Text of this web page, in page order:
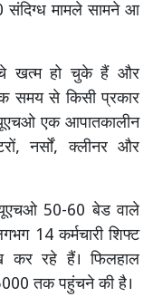
मामले सामने आ
खत्म हो चुके हैं और
समय से किसी प्रकार
एक आपातकालीन
नर्सों, क्लीनर और
50-60 बेड वाले
14 कर्मचारी शिफ्ट
कर रहे हैं। फिलहाल
तक पहुंचने की है।